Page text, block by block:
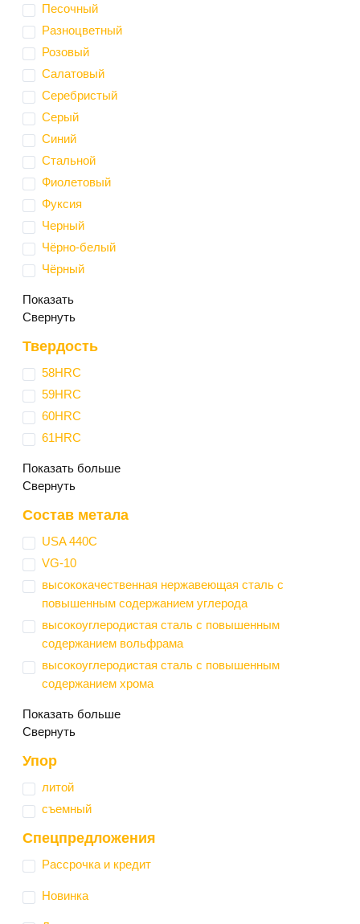
Песочный
Разноцветный
Розовый
Салатовый
Серебристый
Серый
Синий
Стальной
Фиолетовый
Фуксия
Черный
Чёрно-белый
Чёрный
Показать
Свернуть
Твердость
58HRC
59HRC
60HRC
61HRC
Показать больше
Свернуть
Состав метала
USA 440С
VG-10
высококачественная нержавеющая сталь с
повышенным содержанием углерода
высокоуглеродистая сталь с повышенным
содержанием вольфрама
высокоуглеродистая сталь с повышенным
содержанием хрома
Показать больше
Свернуть
Упор
литой
съемный
Спецпредложения
Рассрочка и кредит
Новинка